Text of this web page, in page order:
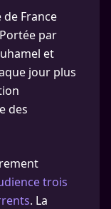
France
par
et
jour plus
des
trois
. La